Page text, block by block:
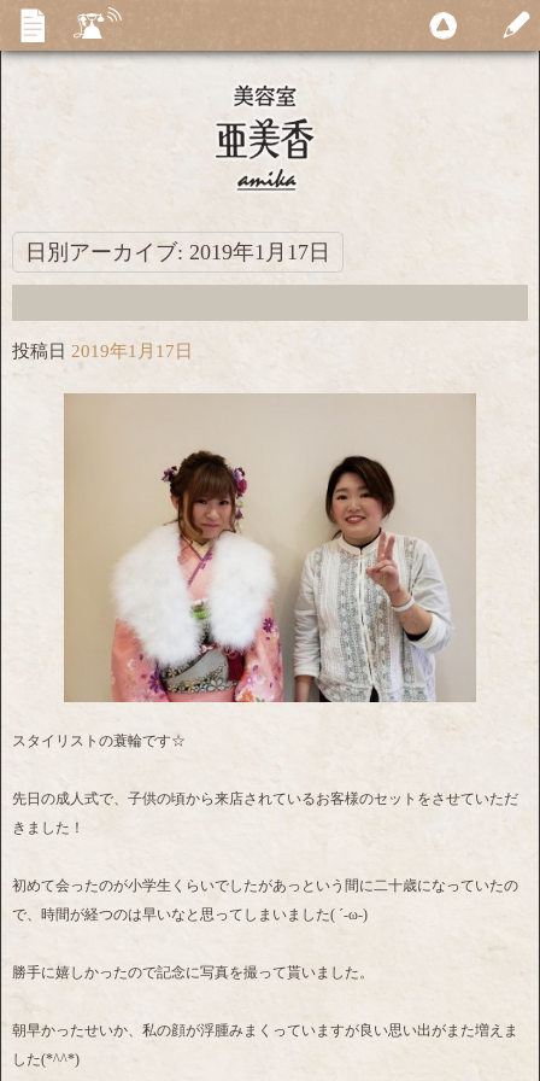
日別アーカイブ: 2019年1月17日
投稿日 2019年1月17日
スタイリストの蓑輪です☆
先日の成人式で、子供の頃から来店されているお客様のセットをさせていただ
きました！
初めて会ったのが小学生くらいでしたがあっという間に二十歳になっていたの
で、時間が経つのは早いなと思ってしまいました( ´-ω-)
勝手に嬉しかったので記念に写真を撮って貰いました。
朝早かったせいか、私の顔が浮腫みまくっていますが良い思い出がまた増えま
した(*^^*)